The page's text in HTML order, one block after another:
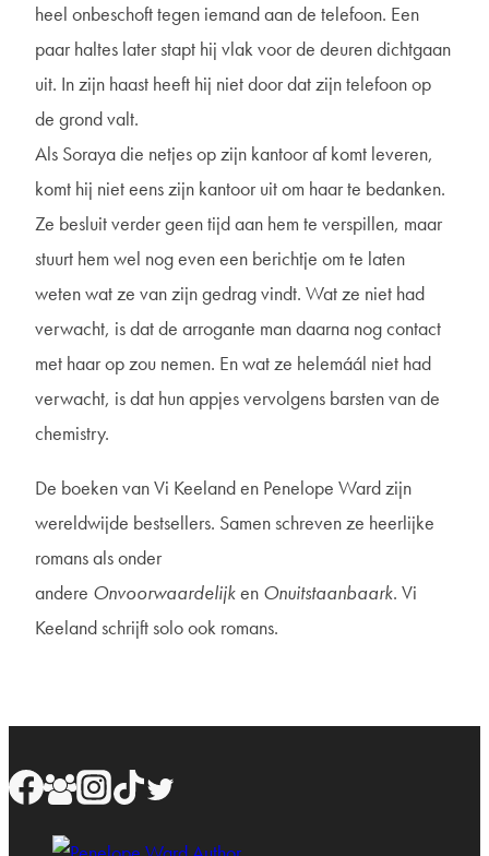
heel onbeschoft tegen iemand aan de telefoon. Een
paar haltes later stapt hij vlak voor de deuren dichtgaan
uit. In zijn haast heeft hij niet door dat zijn telefoon op
de grond valt.
Als Soraya die netjes op zijn kantoor af komt leveren,
komt hij niet eens zijn kantoor uit om haar te bedanken.
Ze besluit verder geen tijd aan hem te verspillen, maar
stuurt hem wel nog even een berichtje om te laten
weten wat ze van zijn gedrag vindt. Wat ze niet had
verwacht, is dat de arrogante man daarna nog contact
met haar op zou nemen. En wat ze helemáál niet had
verwacht, is dat hun appjes vervolgens barsten van de
chemistry.
De boeken van Vi Keeland en Penelope Ward zijn
wereldwijde bestsellers. Samen schreven ze heerlijke
romans als onder
andere Onvoorwaardelijken Onuitstaanbaark. Vi
Keeland schrijft solo ook romans.